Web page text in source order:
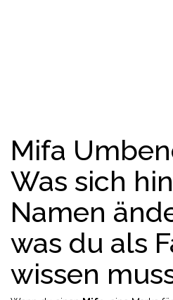
Mifa
Was sich
Namen
was du als
wissen